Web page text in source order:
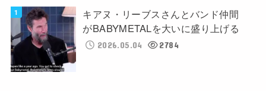
キアヌ・リーブスさんとバンド仲間
がBABYMETALを大いに盛り上げる
2026.05.04 2784